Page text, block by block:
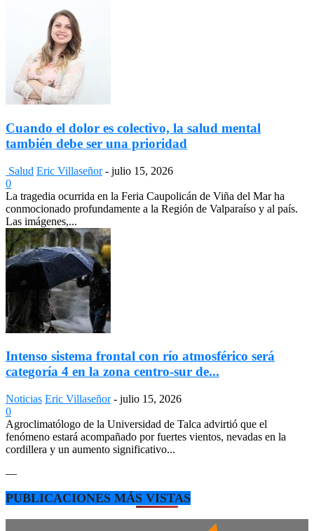
Cuando el dolor es colectivo, la salud mental
también debe ser una prioridad
Salud Eric Villaseñor - julio 15, 2026
0
La tragedia ocurrida en la Feria Caupolicán de Viña del Mar ha
conmocionado profundamente a la Región de Valparaíso y al país.
Las imágenes,...
Intenso sistema frontal con río atmosférico será
categoría 4 en la zona centro-sur de...
Noticias Eric Villaseñor - julio 15, 2026
0
Agroclimatólogo de la Universidad de Talca advirtió que el
fenómeno estará acompañado por fuertes vientos, nevadas en la
cordillera y un aumento significativo...
—
PUBLICACIONES MÁS VISTAS